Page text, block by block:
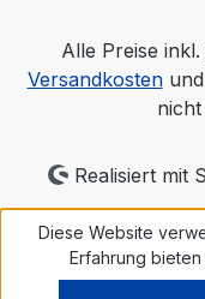
Alle Preise
Versandkostenund
Realisiert mit
Diese Website
Erfahrung